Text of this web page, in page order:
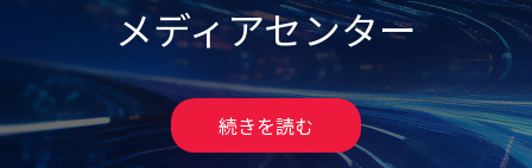
メディアセンター
続きを読む